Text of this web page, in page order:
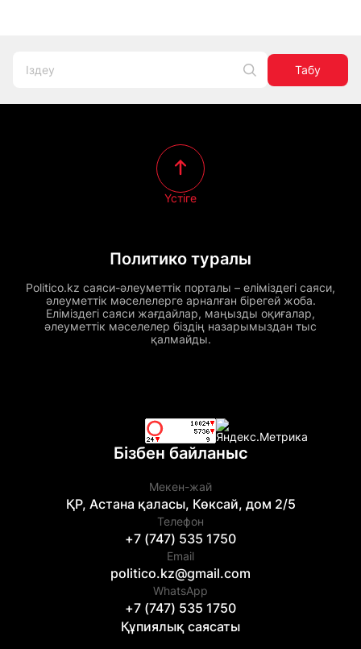
Табу
Политико туралы
Politico.kz саяси-әлеуметтік порталы – еліміздегі саяси,
әлеуметтік мәселелерге арналған бірегей жоба.
Еліміздегі саяси жағдайлар, маңызды оқиғалар,
әлеуметтік мәселелер біздің назарымыздан тыс
қалмайды.
Үстіге
Бізбен байланыс
Мекен-жай
ҚР, Астана қаласы, Көксай, дом 2/5
Телефон
+7 (747) 535 1750
Email
politico.kz@gmail.com
WhatsApp
+7 (747) 535 1750
Құпиялық саясаты